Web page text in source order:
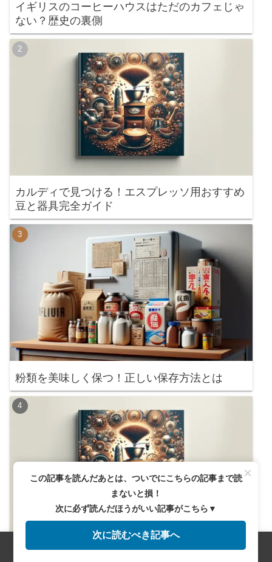
イギリスのコーヒーハウスはただのカフェじゃ
ない？歴史の裏側
カルディで見つける！エスプレッソ用おすすめ
豆と器具完全ガイド
粉類を美味しく保つ！正しい保存方法とは
無印の保存容器おすすめ5選！コーヒーの鮮度サイドバー
×
この記事を読んだあとは、ついでにこちらの記事まで読
まないと損！
次に必ず読んだほうがいい記事がこちら▼
次に読むべき記事へ